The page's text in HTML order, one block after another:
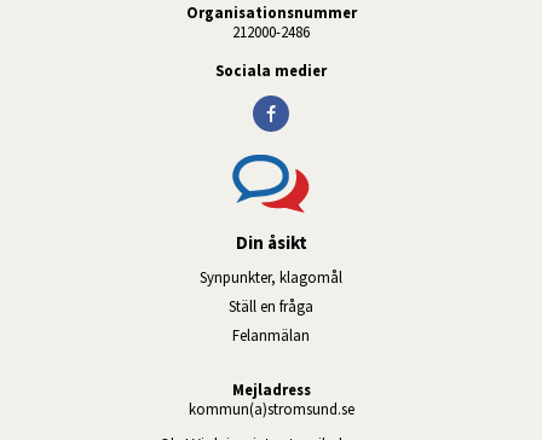
Organisationsnummer
212000-2486
Sociala medier
Din åsikt
Synpunkter, klagomål
Ställ en fråga
Felanmälan
Mejladress
kommun(a)stromsund.se